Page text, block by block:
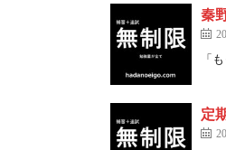
秦
「
定